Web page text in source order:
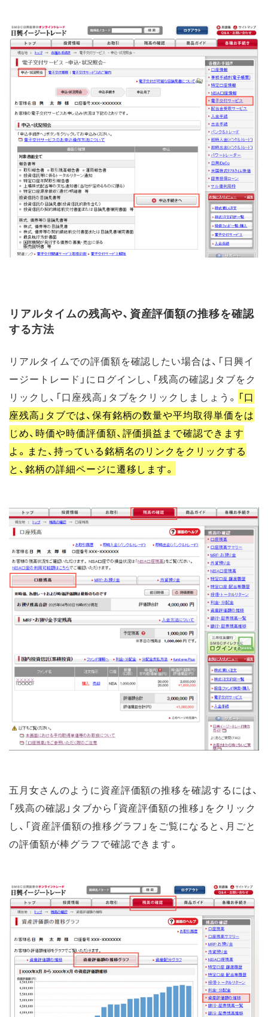
リアルタイムの残高や、資産評価額の推移を確認
する方法
リアルタイムでの評価額を確認したい場合は、「日興イ
ージートレード」にログインし、「残高の確認」タブをク
リックし、「口座残高」タブをクリックしましょう。 「口
座残高」タブでは、保有銘柄の数量や平均取得単価をは
じめ、時価や時価評価額、評価損益まで確認できます
よ。また、持っている銘柄名のリンクをクリックする
と、銘柄の詳細ページに遷移します。
五月女さんのように資産評価額の推移を確認するには、
「残高の確認」タブから「資産評価額の推移」をクリック
し、「資産評価額の推移グラフ」をご覧になると、月ごと
の評価額が棒グラフで確認できます。